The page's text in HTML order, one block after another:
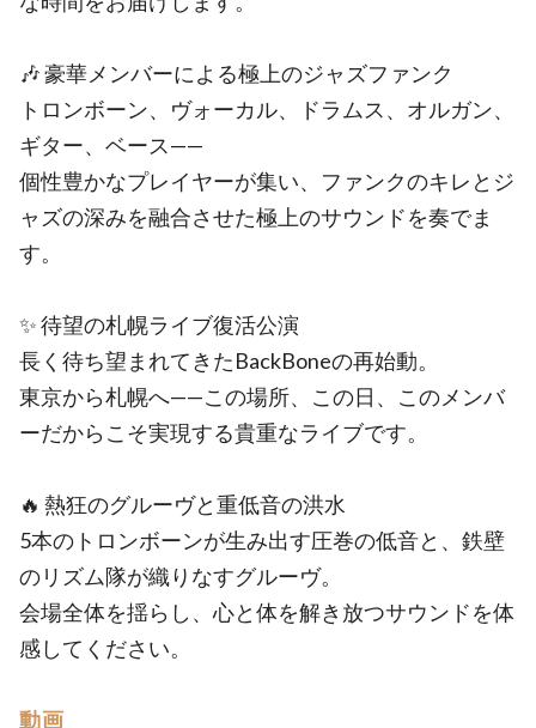
🎶 豪華メンバーによる極上のジャズファンク
トロンボーン、ヴォーカル、ドラムス、オルガン、
ギター、ベース——
個性豊かなプレイヤーが集い、ファンクのキレとジ
ャズの深みを融合させた極上のサウンドを奏でま
す。
✨ 待望の札幌ライブ復活公演
長く待ち望まれてきたBackBoneの再始動。
東京から札幌へ——この場所、この日、このメンバ
ーだからこそ実現する貴重なライブです。
🔥 熱狂のグルーヴと重低音の洪水
5本のトロンボーンが生み出す圧巻の低音と、鉄壁
のリズム隊が織りなすグルーヴ。
会場全体を揺らし、心と体を解き放つサウンドを体
感してください。
動画